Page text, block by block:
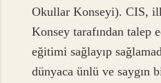
Okullar Konseyi). CIS,
Konsey tarafından talep
eğitimi sağlayıp
dünyaca ünlü ve saygın